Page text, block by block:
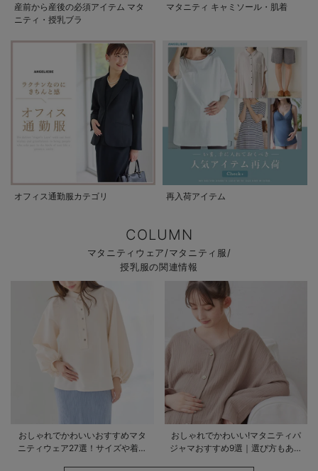
産前から産後の必須アイテム マタ
ニティ・授乳ブラ
マタニティ キャミソール・肌着
オフィス通勤服カテゴリ 再入荷アイテム
COLUMN
マタニティウェア/マタニティ服/
授乳服の関連情報
おしゃれでかわいいおすすめマタ
ニティウェア27選！サイズや着る
おしゃれでかわいい!マタニティパ
ジャマおすすめ9選｜選び方もあわ